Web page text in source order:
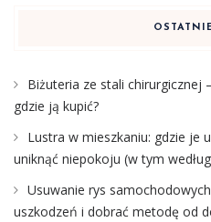
Biżuteria ze stali chirurgicznej
gdzie ją kupić?
Lustra w mieszkaniu: gdzie je
uniknąć niepokoju (w tym
Usuwanie rys
uszkodzeń i dobrać metodę od